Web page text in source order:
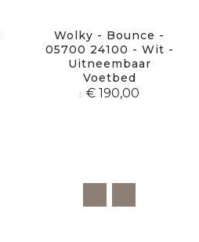
Wolky - Bounce -
05700 24100 - Wit -
Uitneembaar
Voetbed
€ 190,00